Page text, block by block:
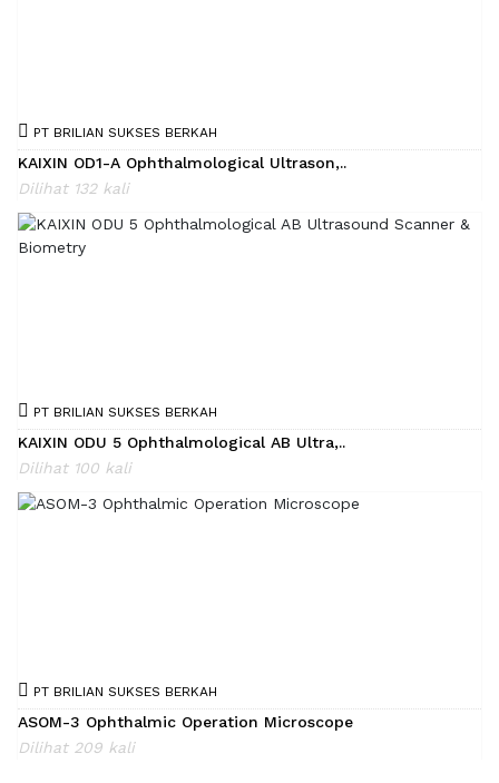
PT BRILIAN SUKSES BERKAH
KAIXIN OD1-A Ophthalmological Ultrason,..
Dilihat 132 kali
PT BRILIAN SUKSES BERKAH
KAIXIN ODU 5 Ophthalmological AB Ultra,..
Dilihat 100 kali
PT BRILIAN SUKSES BERKAH
ASOM-3 Ophthalmic Operation Microscope
Dilihat 209 kali